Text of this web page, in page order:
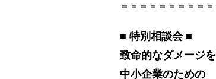
＝＝＝＝＝＝＝＝＝
■ 特別相談会 ■
致命的なダメージ
中小企業のための